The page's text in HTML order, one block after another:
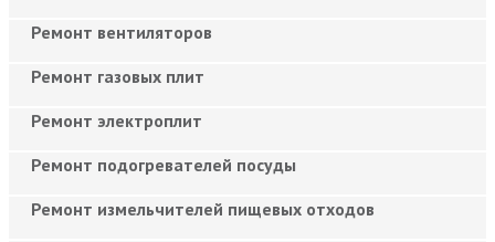
Ремонт вентиляторов
Ремонт газовых плит
Ремонт электроплит
Ремонт подогревателей посуды
Ремонт измельчителей пищевых отходов